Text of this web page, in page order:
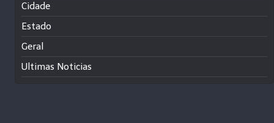
Cidade
Estado
Geral
Ultimas Noticias